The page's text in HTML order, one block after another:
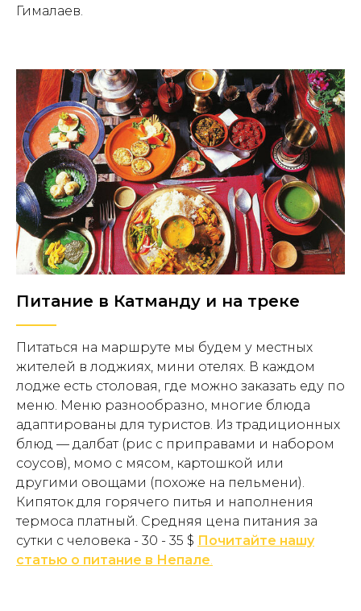
Гималаев.
Питание в Катманду и на треке
Питаться на маршруте мы будем у местных
жителей в лоджиях, мини отелях. В каждом
лодже есть столовая, где можно заказать еду по
меню. Меню разнообразно, многие блюда
адаптированы для туристов. Из традиционных
блюд — далбат (рис с приправами и набором
соусов), момо с мясом, картошкой или
другими овощами (похоже на пельмени).
Кипяток для горячего питья и наполнения
термоса платный. Средняя цена питания за
сутки с человека - 30 - 35 $ Почитайте нашу
статью о питание в Непале.